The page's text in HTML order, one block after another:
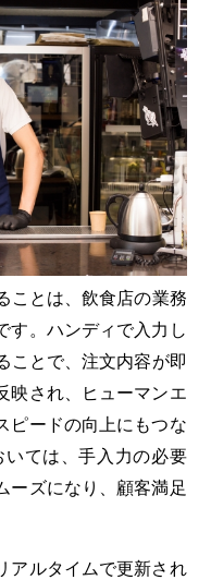
ことは、飲食店の業務
す。ハンディで入力し
ことで、注文内容が即
映され、ヒューマンエ
ピードの向上にもつな
ては、手入力の必要
ーズになり、顧客満足
アルタイムで更新され